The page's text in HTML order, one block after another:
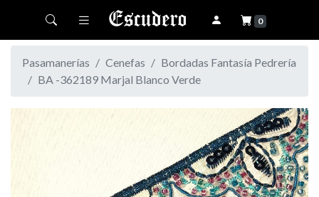
Toggle navigation 0
Pasamanerías Cenefas
Bordadas Fantasía Pedrería
BA -362189 Marjal Blanco Verde